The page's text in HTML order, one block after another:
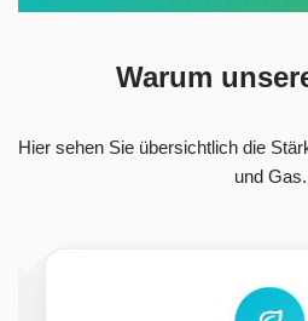
Warum
Hier sehen Sie übersichtlich die
und Gas.